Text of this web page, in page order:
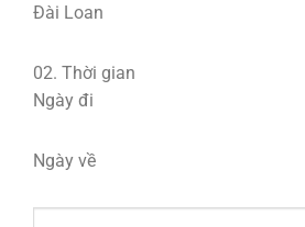
Đài Loan
02. Thời gian
Ngày đi
Ngày về